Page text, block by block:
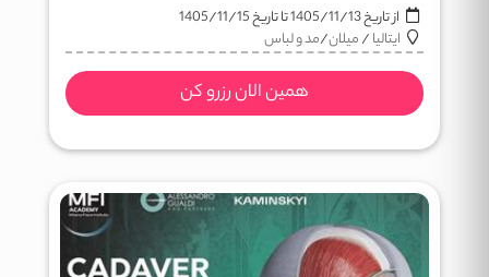
از تاریخ1405/11/13تا تاریخ1405/11/15
ایتالیا/میلان/مد و لباس
همین الان رزرو کن